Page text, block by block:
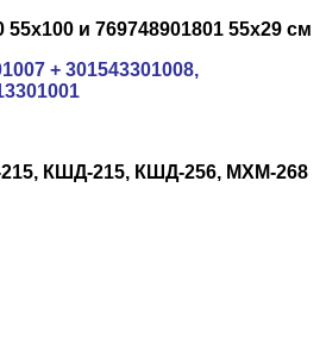
55х100 и 769748901801 55х29 см
+ 301543301008,
КШД-215, КШД-256, МХМ-268